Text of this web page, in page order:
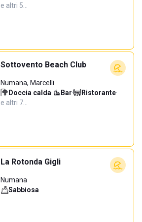
e altri 5…
Sottovento Beach Club
Numana, Marcelli
Doccia calda· Bar· Ristorante·
e altri 7…
La Rotonda Gigli
Numana
Sabbiosa